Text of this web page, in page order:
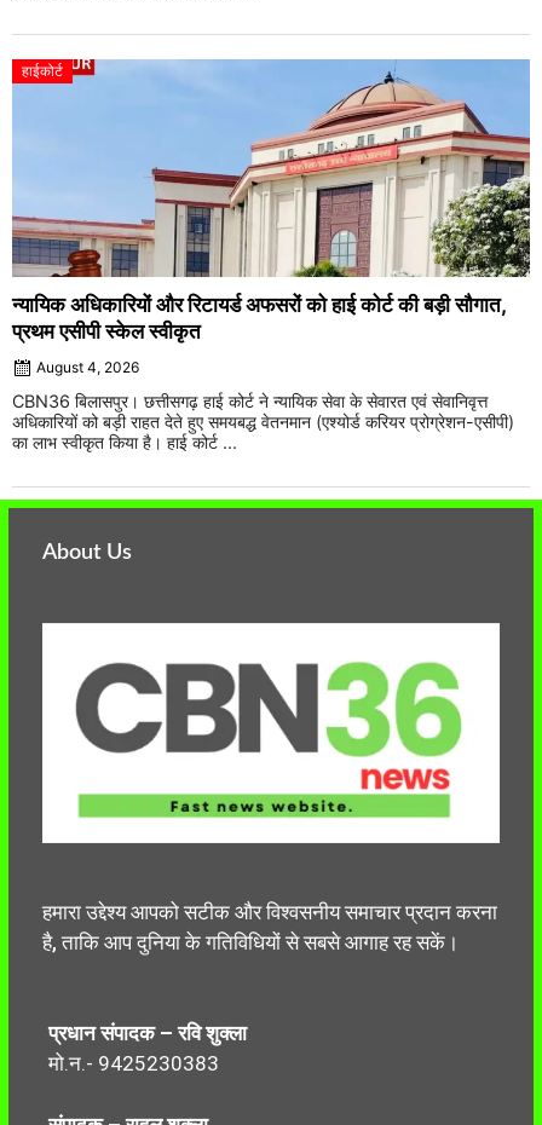
हाईकोर्ट
न्यायिक अधिकारियों और रिटायर्ड अफसरों को हाई कोर्ट की बड़ी सौगात,
प्रथम एसीपी स्केल स्वीकृत
August 4, 2026
CBN36 बिलासपुर। छत्तीसगढ़ हाई कोर्ट ने न्यायिक सेवा के सेवारत एवं सेवानिवृत्त
अधिकारियों को बड़ी राहत देते हुए समयबद्ध वेतनमान (एश्योर्ड करियर प्रोग्रेशन-एसीपी)
का लाभ स्वीकृत किया है। हाई कोर्ट ...
About Us
हमारा उद्देश्य आपको सटीक और विश्वसनीय समाचार प्रदान करना
है, ताकि आप दुनिया के गतिविधियों से सबसे आगाह रह सकें।
प्रधान संपादक – रवि शुक्ला
मो.न.- 9425230383